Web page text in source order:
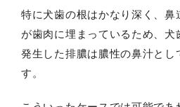
特に犬歯の根はかなり深く、
が歯肉に埋まっているため、犬
発生した排膿は膿性の鼻汁とし
す。